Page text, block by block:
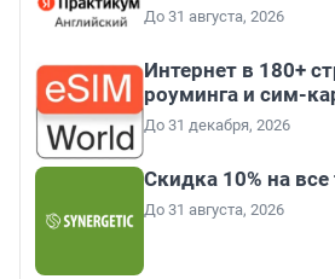
До 31 августа, 2026
Интернет в 180+
роуминга и сим-
До 31 декабря, 2026
Скидка 10% на
До 31 августа, 2026